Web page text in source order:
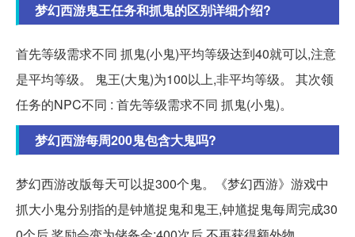
梦幻西游鬼王任务和抓鬼的区别详细介绍?
首先等级需求不同 抓鬼(小鬼)平均等级达到40就可以,注意
是平均等级。 鬼王(大鬼)为100以上,非平均等级。 其次领
任务的NPC不同 : 首先等级需求不同 抓鬼(小鬼)。
梦幻西游每周200鬼包含大鬼吗?
梦幻西游改版每天可以捉300个鬼。《梦幻西游》游戏中
抓大小鬼分别指的是钟馗捉鬼和鬼王,钟馗捉鬼每周完成30